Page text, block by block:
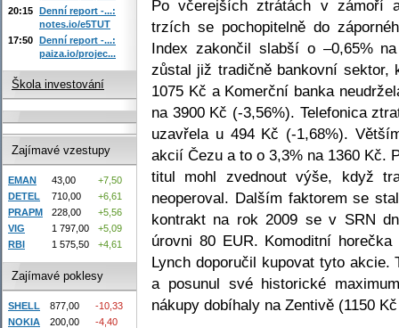
Po včerejších ztrátách v zámoří
trzích se pochopitelně do
Index zakončil slabší o –0,65%
zůstal již tradičně bankovní sektor,
1075 Kč a Komerční banka
na 3900 Kč (-3,56%). Telefonica
uzavřela u 494 Kč (-1,68%).
akcií Čezu a to o 3,3% na 1360 Kč.
titul mohl zvednout výše, když
neoperoval. Dalším faktorem se
kontrakt na rok 2009 se v SRN
úrovni 80 EUR. Komoditní
Lynch doporučil kupovat tyto
a posunul své historické
nákupy dobíhaly na Zentivě (1150
20:15 Denní report -...:
notes.io/e5TUT
17:50 Denní report -...:
paiza.io/projec...
Škola investování
Zajímavé vzestupy
EMAN 43,00
+7,50
DETEL
710,00
+6,61
PRAPM
228,00
+5,56
VIG
1 797,00
+5,09
RBI
1 575,50 +4,61
Zajímavé poklesy
SHELL 877,00
-10,33
NOKIA
200,00
-4,40